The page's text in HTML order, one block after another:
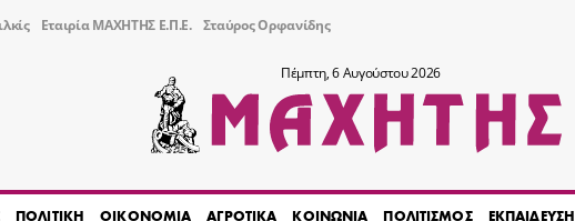
Εταιρία ΜΑΧΗΤΗΣ Ε.Π.Ε. Σταύρος Ορφανίδης
Πέμπτη, 6 Αυγούστου 2026
ΠΟΛΙΤΙΚΗ ΟΙΚΟΝΟΜΙΑ ΑΓΡΟΤΙΚΑ ΚΟΙΝΩΝΙΑ ΠΟΛΙΤΙΣΜΟΣ ΕΚΠΑΙΔΕΥΣΗ